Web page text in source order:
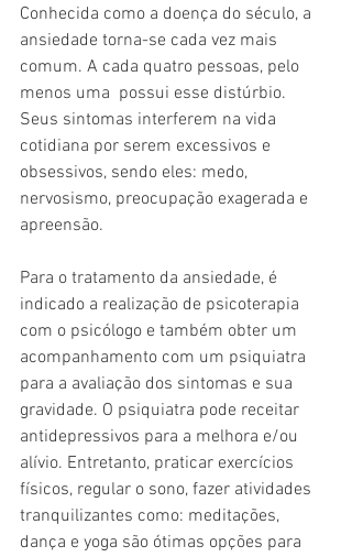
Conhecida como a doença do século, a
ansiedade torna-se cada vez mais
comum. A cada quatro pessoas, pelo
menos uma  possui esse distúrbio.
Seus sintomas interferem na vida
cotidiana por serem excessivos e
obsessivos, sendo eles: medo,
nervosismo, preocupação exagerada e
apreensão.
Para o tratamento da ansiedade, é
indicado a realização de psicoterapia
com o psicólogo e também obter um
acompanhamento com um psiquiatra
para a avaliação dos sintomas e sua
gravidade. O psiquiatra pode receitar
antidepressivos para a melhora e/ou
alívio. Entretanto, praticar exercícios
físicos, regular o sono, fazer atividades
tranquilizantes como: meditações,
dança e yoga são ótimas opções para